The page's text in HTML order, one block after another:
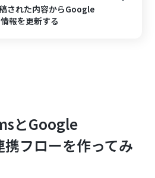
された内容からGoogle
報を更新する
とGoogle
フローを作ってみ